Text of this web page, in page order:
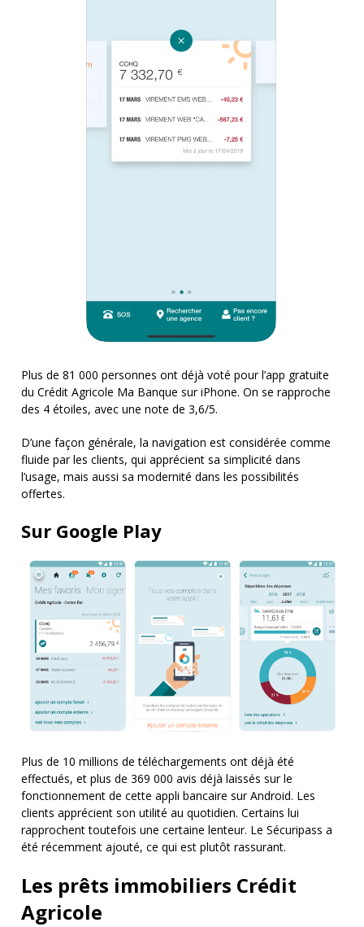
Plus de 81 000 personnes ont déjà voté pour l’app gratuite
du Crédit Agricole Ma Banque sur iPhone. On se rapproche
des 4 étoiles, avec une note de 3,6/5.
D’une façon générale, la navigation est considérée comme
fluide par les clients, qui apprécient sa simplicité dans
l’usage, mais aussi sa modernité dans les possibilités
offertes.
Sur Google Play
Plus de 10 millions de téléchargements ont déjà été
effectués, et plus de 369 000 avis déjà laissés sur le
fonctionnement de cette appli bancaire sur Android. Les
clients apprécient son utilité au quotidien. Certains lui
rapprochent toutefois une certaine lenteur. Le Sécuripass a
été récemment ajouté, ce qui est plutôt rassurant.
Les prêts immobiliers Crédit
Agricole